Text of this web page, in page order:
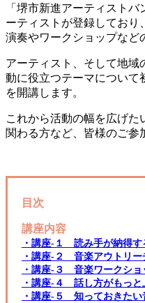
「堺市新進アーティスト
ーティストが登録しており
演奏やワークショップなど
アーティスト、そして地域
動に役立つテーマについて
を開講します。
これから活動の幅を広げた
関わる方など、皆様のご参
目次
講座内容
・講座‐１ 読み手が納得
・講座‐２ 音楽アウトリー
・講座‐３ 音楽ワークショ
・講座‐４ 話し方がもっ
・講座‐５ 知っておきたい